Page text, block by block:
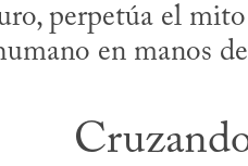
perpetúa el
en manos